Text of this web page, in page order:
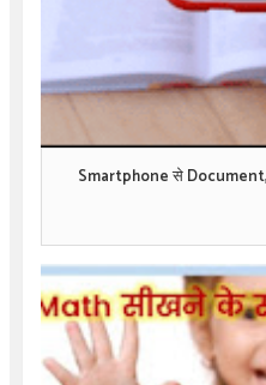
Smartphone से